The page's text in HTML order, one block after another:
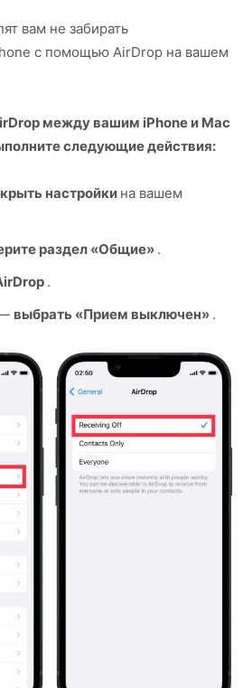
вам не забирать
с помощью AirDrop на вашем
между вашим iPhone и Mac
следующие действия:
настройки на вашем
раздел «Общие» .
.
выбрать «Прием выключен» .